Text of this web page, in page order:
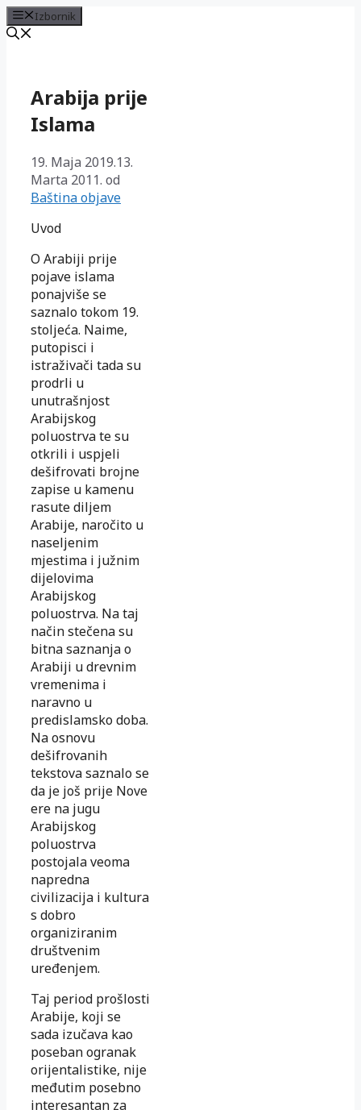
Izbornik
sadržajArabija prije
Islama
19. Maja 2019.13.
Marta 2011. od
Baština objave
Uvod
O Arabiji prije
pojave islama
ponajviše se
saznalo tokom 19.
stoljeća. Naime,
putopisci i
istraživači tada su
prodrli u
unutrašnjost
Arabijskog
poluostrva te su
otkrili i uspjeli
dešifrovati brojne
zapise u kamenu
rasute diljem
Arabije, naročito u
naseljenim
mjestima i južnim
dijelovima
Arabijskog
poluostrva. Na taj
način stečena su
bitna saznanja o
Arabiji u drevnim
vremenima i
naravno u
predislamsko doba.
Na osnovu
dešifrovanih
tekstova saznalo se
da je još prije Nove
ere na jugu
Arabijskog
poluostrva
postojala veoma
napredna
civilizacija i kultura
s dobro
organiziranim
društvenim
uređenjem.
Taj period prošlosti
Arabije, koji se
sada izučava kao
poseban ogranak
orijentalistike, nije
međutim posebno
interesantan za